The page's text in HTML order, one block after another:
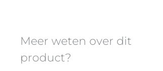
Meer weten over dit
product?